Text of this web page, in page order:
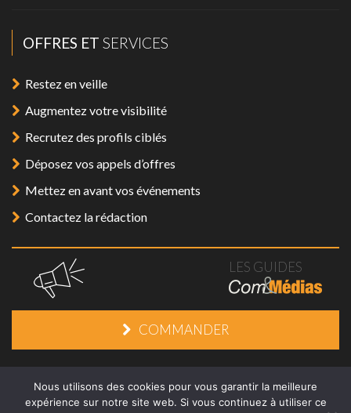
OFFRES ET SERVICES
Restez en veille
Augmentez votre visibilité
Recrutez des profils ciblés
Déposez vos appels d’offres
Mettez en avant vos événements
Contactez la rédaction
LES GUIDES
COMMANDER
Mentions légales / Plan du site Contact
Nous utilisons des cookies pour vous garantir la meilleure
expérience sur notre site web. Si vous continuez à utiliser ce